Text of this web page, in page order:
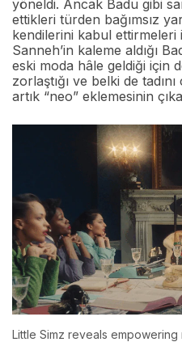
yöneldi. Ancak Badu gibi
ettikleri türden bağımsız
kendilerini kabul
Sanneh’in kaleme aldığı
eski moda hâle geldiği için
zorlaştığı ve belki de tadını
artık “neo” eklemesinin
Little Simz reveals empowering